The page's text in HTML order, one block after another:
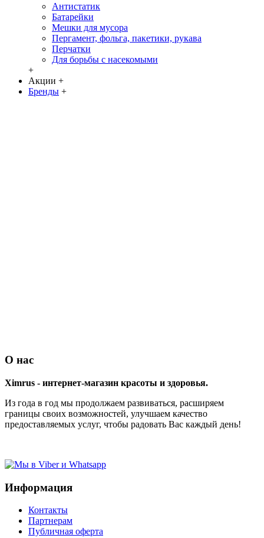
Антистатик
Батарейки
Мешки для мусора
Пергамент, фольга, пакетики, рукава
Перчатки
Для борьбы с насекомыми
+
Акции +
Бренды +
О нас
Ximrus - интернет-магазин красоты и здоровья.
Из года в год мы продолжаем развиваться, расширяем
границы своих возможностей, улучшаем качество
предоставляемых услуг, чтобы радовать Вас каждый день!
Информация
Контакты
Партнерам
Публичная оферта